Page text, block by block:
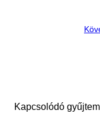
Kapcsolódó